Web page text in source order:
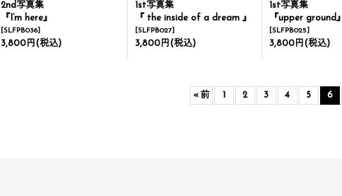
2nd写真集
『I’m here』
[SLFPB036]
3,800円 (税込)
1st写真集
『 the inside of a dream 』
[SLFPB027]
3,800円 (税込)
1st写真集
『upper ground』
[SLFPB025]
3,800円 (税込)
« 前 1 2 3 4 5 6